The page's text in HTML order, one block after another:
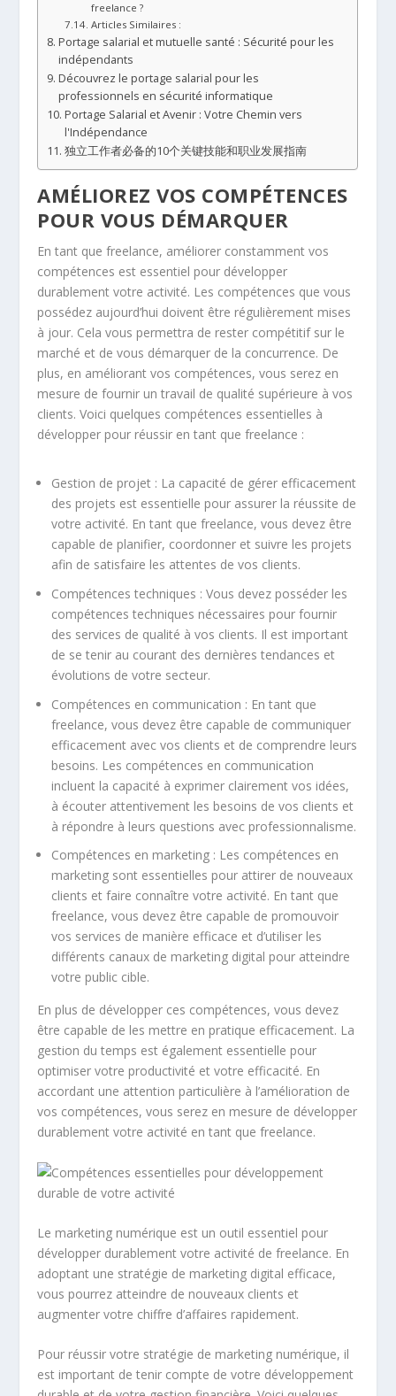
freelance ?
Articles Similaires :
Portage salarial et mutuelle santé : Sécurité pour les
indépendants
Découvrez le portage salarial pour les
professionnels en sécurité informatique
Portage Salarial et Avenir : Votre Chemin vers
l'Indépendance
独立工作者必备的10个关键技能和职业发展指南
AMÉLIOREZ VOS COMPÉTENCES
POUR VOUS DÉMARQUER
En tant que freelance, améliorer constamment vos
compétences est essentiel pour développer
durablement votre activité. Les compétences que vous
possédez aujourd’hui doivent être régulièrement mises
à jour. Cela vous permettra de rester compétitif sur le
marché et de vous démarquer de la concurrence. De
plus, en améliorant vos compétences, vous serez en
mesure de fournir un travail de qualité supérieure à vos
clients. Voici quelques compétences essentielles à
développer pour réussir en tant que freelance :
Gestion de projet : La capacité de gérer efficacement
des projets est essentielle pour assurer la réussite de
votre activité. En tant que freelance, vous devez être
capable de planifier, coordonner et suivre les projets
afin de satisfaire les attentes de vos clients.
Compétences techniques : Vous devez posséder les
compétences techniques nécessaires pour fournir
des services de qualité à vos clients. Il est important
de se tenir au courant des dernières tendances et
évolutions de votre secteur.
Compétences en communication : En tant que
freelance, vous devez être capable de communiquer
efficacement avec vos clients et de comprendre leurs
besoins. Les compétences en communication
incluent la capacité à exprimer clairement vos idées,
à écouter attentivement les besoins de vos clients et
à répondre à leurs questions avec professionnalisme.
Compétences en marketing : Les compétences en
marketing sont essentielles pour attirer de nouveaux
clients et faire connaître votre activité. En tant que
freelance, vous devez être capable de promouvoir
vos services de manière efficace et d’utiliser les
différents canaux de marketing digital pour atteindre
votre public cible.
En plus de développer ces compétences, vous devez
être capable de les mettre en pratique efficacement. La
gestion du temps est également essentielle pour
optimiser votre productivité et votre efficacité. En
accordant une attention particulière à l’amélioration de
vos compétences, vous serez en mesure de développer
durablement votre activité en tant que freelance.
Le marketing numérique est un outil essentiel pour
développer durablement votre activité de freelance. En
adoptant une stratégie de marketing digital efficace,
vous pourrez atteindre de nouveaux clients et
augmenter votre chiffre d’affaires rapidement.
Pour réussir votre stratégie de marketing numérique, il
est important de tenir compte de votre développement